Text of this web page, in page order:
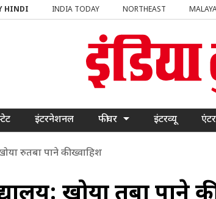
HINDI INDIA TODAY NORTHEAST
इंटरनेशनल फीचर इंटरव्यू
रुतबा पाने की ख्वाहिश